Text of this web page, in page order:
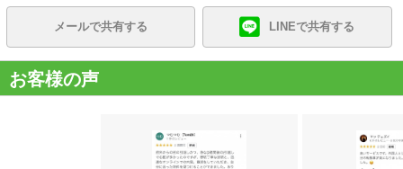
メールで共有する LINEで共有する
お客様の声